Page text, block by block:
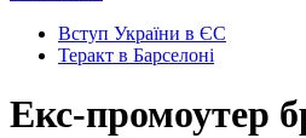
Вступ України в ЄС
Теракт в Барселоні
Екс-промоутер